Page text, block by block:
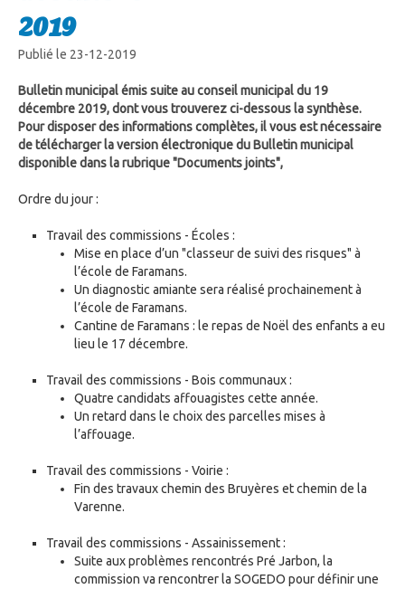
2019
Publié le 23-12-2019
Bulletin municipal émis suite au conseil municipal du 19
décembre 2019, dont vous trouverez ci-dessous la synthèse.
Pour disposer des informations complètes, il vous est nécessaire
de télécharger la version électronique du Bulletin municipal
disponible dans la rubrique "Documents joints",
Ordre du jour :
Travail des commissions - Écoles :
Mise en place d’un "classeur de suivi des risques" à
l’école de Faramans.
Un diagnostic amiante sera réalisé prochainement à
l’école de Faramans.
Cantine de Faramans : le repas de Noël des enfants a eu
lieu le 17 décembre.
Travail des commissions - Bois communaux :
Quatre candidats affouagistes cette année.
Un retard dans le choix des parcelles mises à
l’affouage.
Travail des commissions - Voirie :
Fin des travaux chemin des Bruyères et chemin de la
Varenne.
Travail des commissions - Assainissement :
Suite aux problèmes rencontrés Pré Jarbon, la
commission va rencontrer la SOGEDO pour définir une